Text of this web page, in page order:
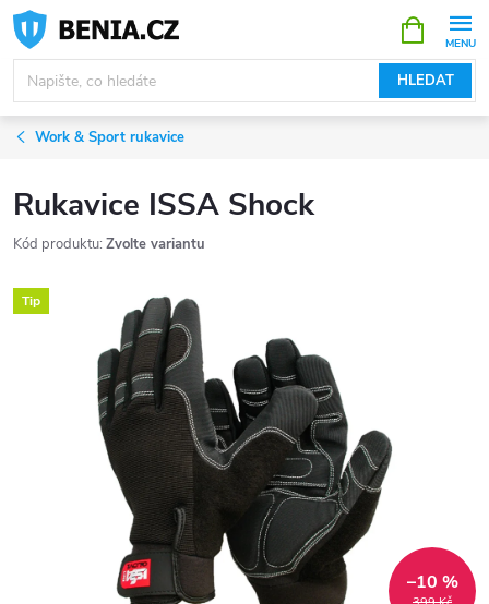
Přejít
obsah
HLEDAT
NÁKUPNÍ
KOŠÍK
Work & Sport rukavice
Rukavice ISSA Shock
Kód produktu: Zvolte variantu
Tip
–10 %